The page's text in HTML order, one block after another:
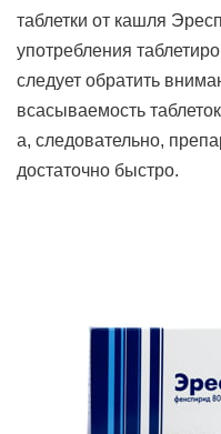
таблетки от кашля
употребления
следует обратить
всасываемость
а, следовательно,
достаточно быстро.